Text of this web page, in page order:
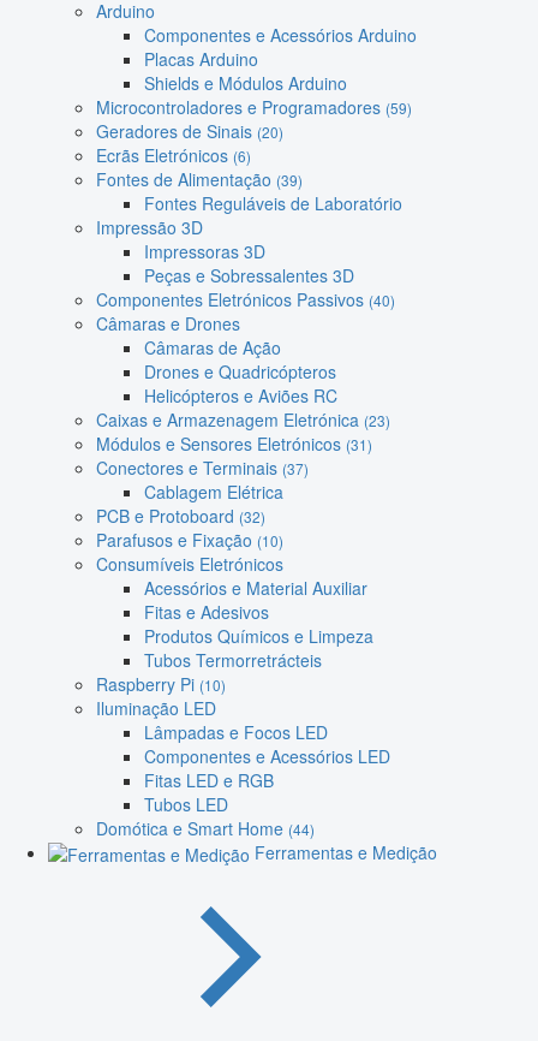
Arduino
Componentes e Acessórios Arduino
Placas Arduino
Shields e Módulos Arduino
Microcontroladores e Programadores (59)
Geradores de Sinais (20)
Ecrãs Eletrónicos (6)
Fontes de Alimentação (39)
Fontes Reguláveis de Laboratório
Impressão 3D
Impressoras 3D
Peças e Sobressalentes 3D
Componentes Eletrónicos Passivos (40)
Câmaras e Drones
Câmaras de Ação
Drones e Quadricópteros
Helicópteros e Aviões RC
Caixas e Armazenagem Eletrónica (23)
Módulos e Sensores Eletrónicos (31)
Conectores e Terminais (37)
Cablagem Elétrica
PCB e Protoboard (32)
Parafusos e Fixação (10)
Consumíveis Eletrónicos
Acessórios e Material Auxiliar
Fitas e Adesivos
Produtos Químicos e Limpeza
Tubos Termorretrácteis
Raspberry Pi (10)
Iluminação LED
Lâmpadas e Focos LED
Componentes e Acessórios LED
Fitas LED e RGB
Tubos LED
Domótica e Smart Home (44)
Ferramentas e Medição